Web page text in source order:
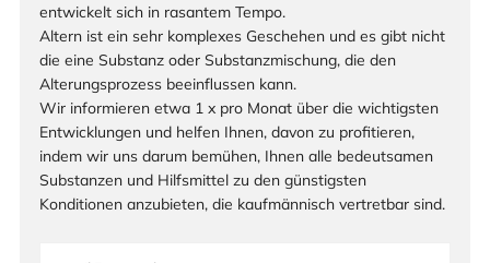
entwickelt sich in rasantem Tempo.
Altern ist ein sehr komplexes Geschehen und es gibt nicht
die eine Substanz oder Substanzmischung, die den
Alterungsprozess beeinflussen kann.
Wir informieren etwa 1 x pro Monat über die wichtigsten
Entwicklungen und helfen Ihnen, davon zu profitieren,
indem wir uns darum bemühen, Ihnen alle bedeutsamen
Substanzen und Hilfsmittel zu den günstigsten
Konditionen anzubieten, die kaufmännisch vertretbar sind.